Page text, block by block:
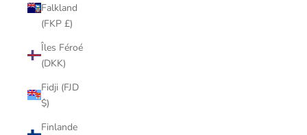
Falkland
(FKP £)
Îles Féroé
(DKK)
Fidji (FJD
$)
Finlande